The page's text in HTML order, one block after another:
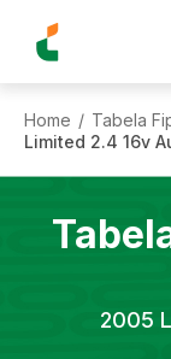
Home / Tabela
Limited 2.4 16v
2005